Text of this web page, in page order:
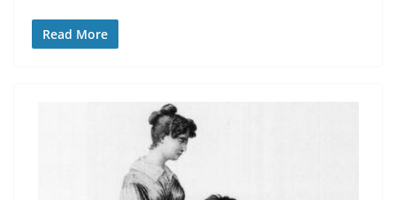
Read More